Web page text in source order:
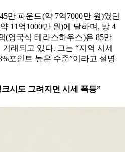
만 파운드(약 7억7000만 원)였던
11억1000만 원)에 달하며, 방 4
(영국식 테라스하우스)은 85만
래되고 있다. 그는 “지역 시세
포인트 높은 수준”이라고 설명
시도 그려지면 시세 폭등”